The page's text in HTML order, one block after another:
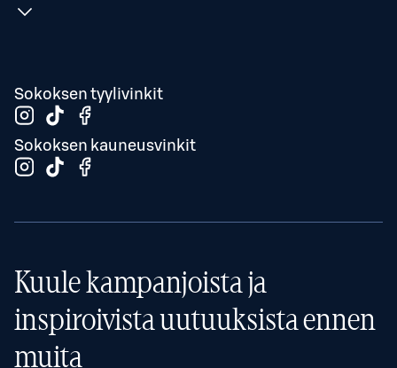
Sokoksen tyylivinkit
Sokoksen kauneusvinkit
Kuule kampanjoista ja
inspiroivista uutuuksista ennen
muita